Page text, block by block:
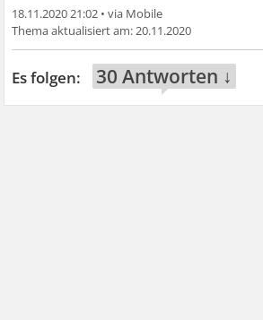
18.11.2020 21:02 •
20.11.2020
30 Antworten ↓